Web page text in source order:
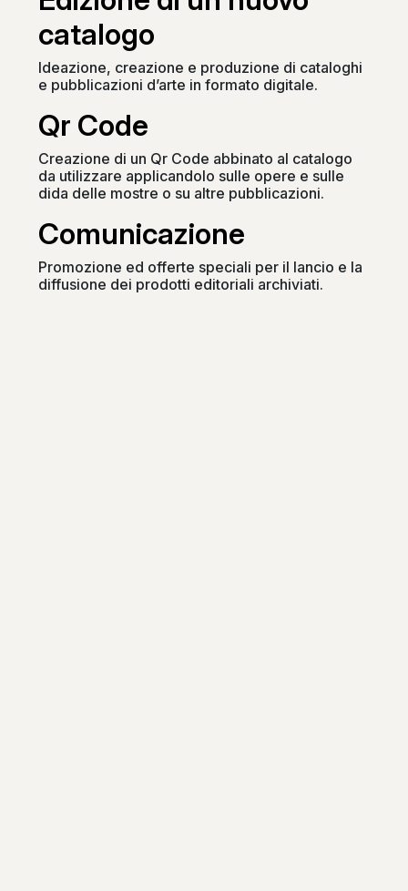
catalogo
Ideazione, creazione e produzione di cataloghi
e pubblicazioni d’arte in formato digitale.
Qr Code
Creazione di un Qr Code abbinato al catalogo
da utilizzare applicandolo sulle opere e sulle
dida delle mostre o su altre pubblicazioni.
Comunicazione
Promozione ed offerte speciali per il lancio e la
diffusione dei prodotti editoriali archiviati.